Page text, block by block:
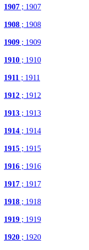
1907 ; 1907
1908 ; 1908
1909 ; 1909
1910 ; 1910
1911 ; 1911
1912 ; 1912
1913 ; 1913
1914 ; 1914
1915 ; 1915
1916 ; 1916
1917 ; 1917
1918 ; 1918
1919 ; 1919
1920 ; 1920